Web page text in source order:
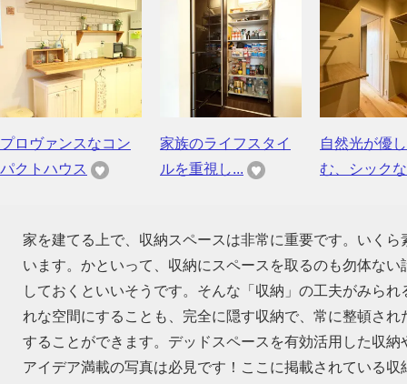
プロヴァンスなコン
パクトハウス
家族のライフスタイ
ルを重視し...
自然光が優
む、シック
家を建てる上で、収納スペースは非常に重要です。いく
います。かといって、収納にスペースを取るのも勿体な
しておくといいそうです。そんな「収納」の工夫がみら
れな空間にすることも、完全に隠す収納で、常に整頓さ
することができます。デッドスペースを有効活用した収
アイデア満載の写真は必見です！ここに掲載されている